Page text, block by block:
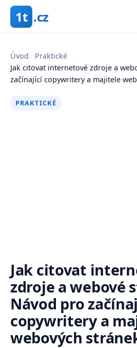
1t .cz
Úvod ›Praktické ›
Jak citovat internetové zdroje a
začínající copywritery a majitele
PRAKTICKÉ
Jak citovat
zdroje a webové
Návod pro
copywritery a
webových